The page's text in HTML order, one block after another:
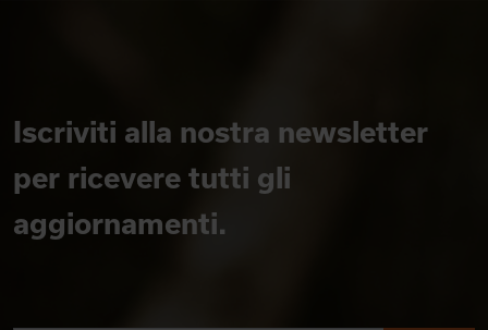
Iscriviti alla nostra newsletter
per ricevere tutti gli
aggiornamenti.